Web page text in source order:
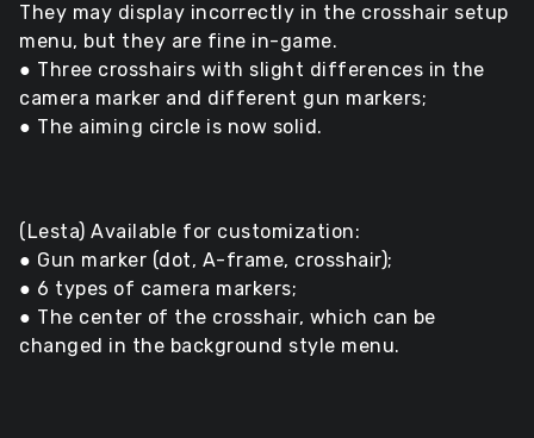
They may display incorrectly in the crosshair setup
menu, but they are fine in-game.
● Three crosshairs with slight differences in the
camera marker and different gun markers;
● The aiming circle is now solid.
(Lesta) Available for customization:
● Gun marker (dot, A-frame, crosshair);
● 6 types of camera markers;
● The center of the crosshair, which can be
changed in the background style menu.